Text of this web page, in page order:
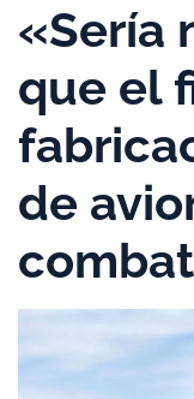
«Sería
que el
de